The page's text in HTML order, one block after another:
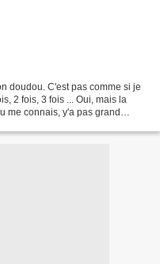
doudou. C'est pas comme si je
2 fois, 3 fois ... Oui, mais la
me connais, y'a pas grand